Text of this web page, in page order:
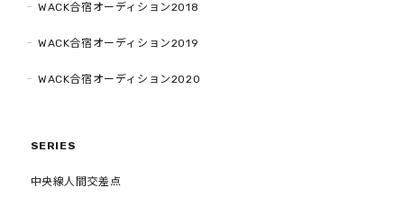
WACK合宿オーディション2018
WACK合宿オーディション2019
WACK合宿オーディション2020
SERIES
中央線人間交差点